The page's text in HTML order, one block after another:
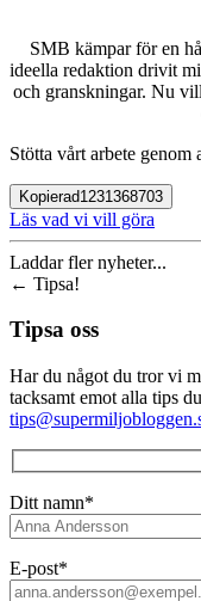
SMB kämpar för en
ideella redaktion drivit
och granskningar. Nu
Stötta vårt arbete genom
Kopierad1231368703
Läs vad vi vill göra
Laddar fler nyheter...
← Tipsa!
Tipsa oss
Har du något du tror vi
tacksamt emot alla tips
Ditt namn*
E-post*